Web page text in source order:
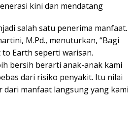
kini dan mendatang
salah satu penerima manfaat.
M.Pd., menuturkan, “Bagi
Earth seperti warisan.
bersih berarti anak-anak kami
dari risiko penyakit. Itu nilai
dari manfaat langsung yang kami